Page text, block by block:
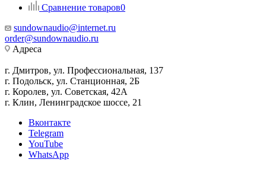
Сравнение товаров0
sundownaudio@internet.ru
order@sundownaudio.ru
Адреса
г. Дмитров, ул. Профессиональная, 137
г. Подольск, ул. Станционная, 2Б
г. Королев, ул. Советская, 42А
г. Клин, Ленинградское шоссе, 21
Вконтакте
Telegram
YouTube
WhatsApp